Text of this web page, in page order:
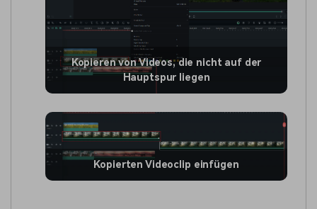
Kopieren von Videos, die nicht auf der
Hauptspur liegen
Kopierten Videoclip einfügen